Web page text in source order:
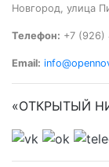
Новгород, улица
Телефон: +7 (926)
Email:
«ОТКРЫТЫЙ